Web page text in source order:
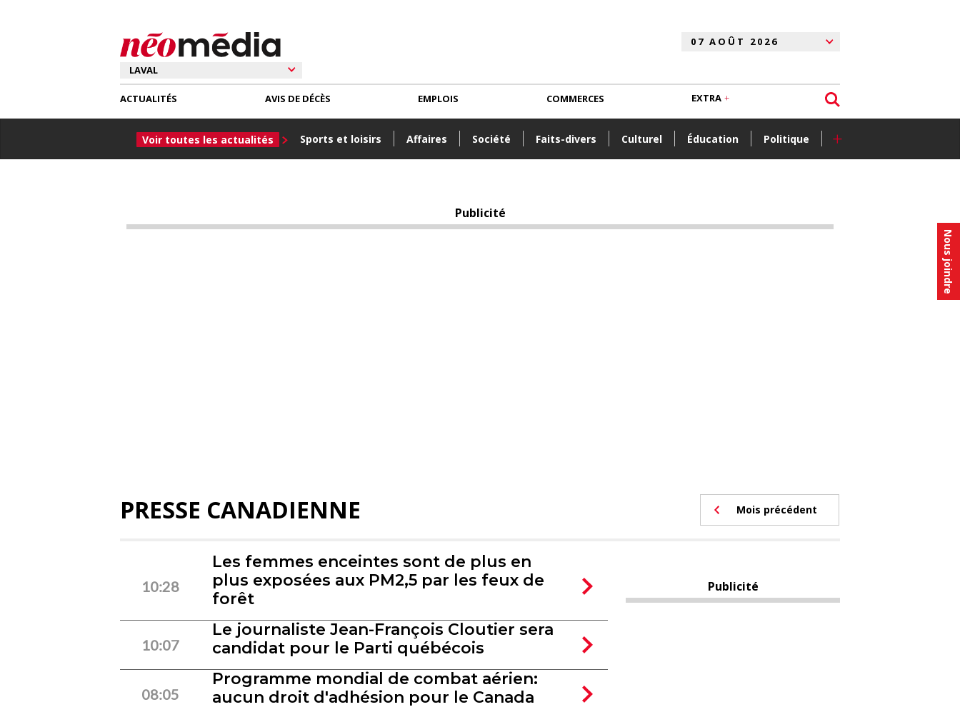
Nous joindre
ACTUALITÉS
Voir toutes les actualités Sports et loisirs Affaires Société Faits-divers Culturel Éducation Politique +
AVIS DE DÉCÈS EMPLOIS COMMERCES EXTRA
Publicité
PRESSE CANADIENNE Mois précédent
10:28
Les femmes enceintes sont de plus en
plus exposées aux PM2,5 par les feux de
forêt
10:07
Le journaliste Jean-François Cloutier sera
candidat pour le Parti québécois
08:05
Programme mondial de combat aérien:
aucun droit d'adhésion pour le Canada
Publicité